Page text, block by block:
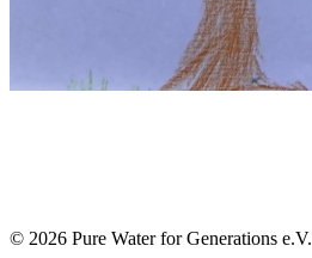
© 2026 Pure Water for Generations e.V.